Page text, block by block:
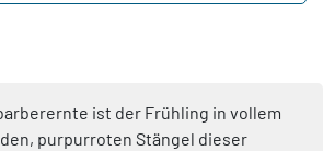
ist der Frühling in vollem
purpurroten Stängel dieser